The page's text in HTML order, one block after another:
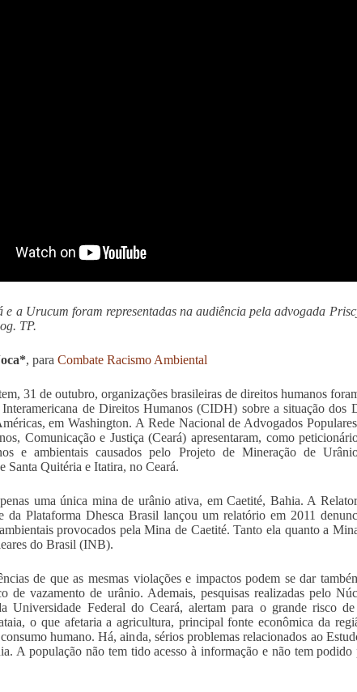
e a Urucum foram representadas na audiência pela advogada
TP.
, para Combate Racismo Ambiental
31 de outubro, organizações brasileiras de direitos humanos
Interamericana de Direitos Humanos (CIDH) sobre a situação dos
em Washington. A Rede Nacional de Advogados
Comunicação e Justiça (Ceará) apresentaram, como
e ambientais causados pelo Projeto de Mineração de
Santa Quitéria e Itatira, no Ceará.
uma única mina de urânio ativa, em Caetité, Bahia. A
da Plataforma Dhesca Brasil lançou um relatório em 2011
provocados pela Mina de Caetité. Tanto ela quanto a
do Brasil (INB).
de que as mesmas violações e impactos podem se dar
de vazamento de urânio. Ademais, pesquisas realizadas pelo
Universidade Federal do Ceará, alertam para o grande risco
o que afetaria a agricultura, principal fonte econômica da
humano. Há, ainda, sérios problemas relacionados ao
A população não tem tido acesso à informação e não tem